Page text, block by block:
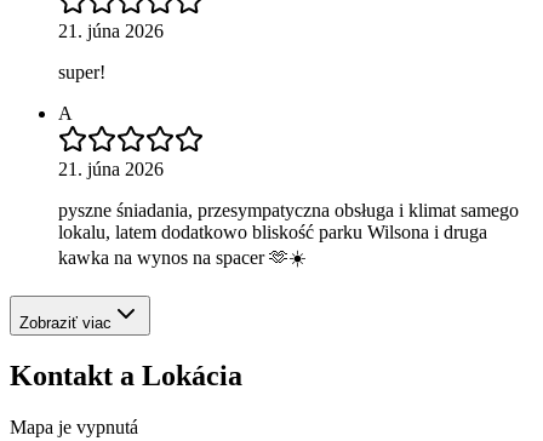
21. júna 2026
super!
A
21. júna 2026
pyszne śniadania, przesympatyczna obsługa i klimat samego
lokalu, latem dodatkowo bliskość parku Wilsona i druga
kawka na wynos na spacer 🫶☀️
Zobraziť viac
Kontakt a Lokácia
Mapa je vypnutá